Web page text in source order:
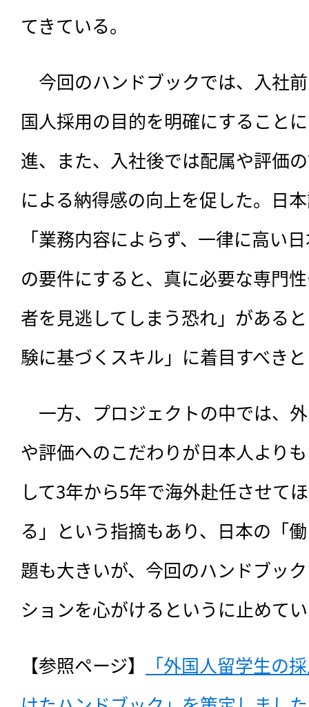
てきている。
今回のハンドブックでは、入社
国人採用の目的を明確にすること
進、また、入社後では配属や評価
による納得感の向上を促した。日
「業務内容によらず、一律に高い
の要件にすると、真に必要な専門
者を見逃してしまう恐れ」がある
験に基づくスキル」に着目すべき
一方、プロジェクトの中では、
や評価へのこだわりが日本人より
して3年から5年で海外赴任させて
る」という指摘もあり、日本の「
題も大きいが、今回のハンドブッ
ションを心がけるというに止めて
【参照ページ】
「外国人留学生の